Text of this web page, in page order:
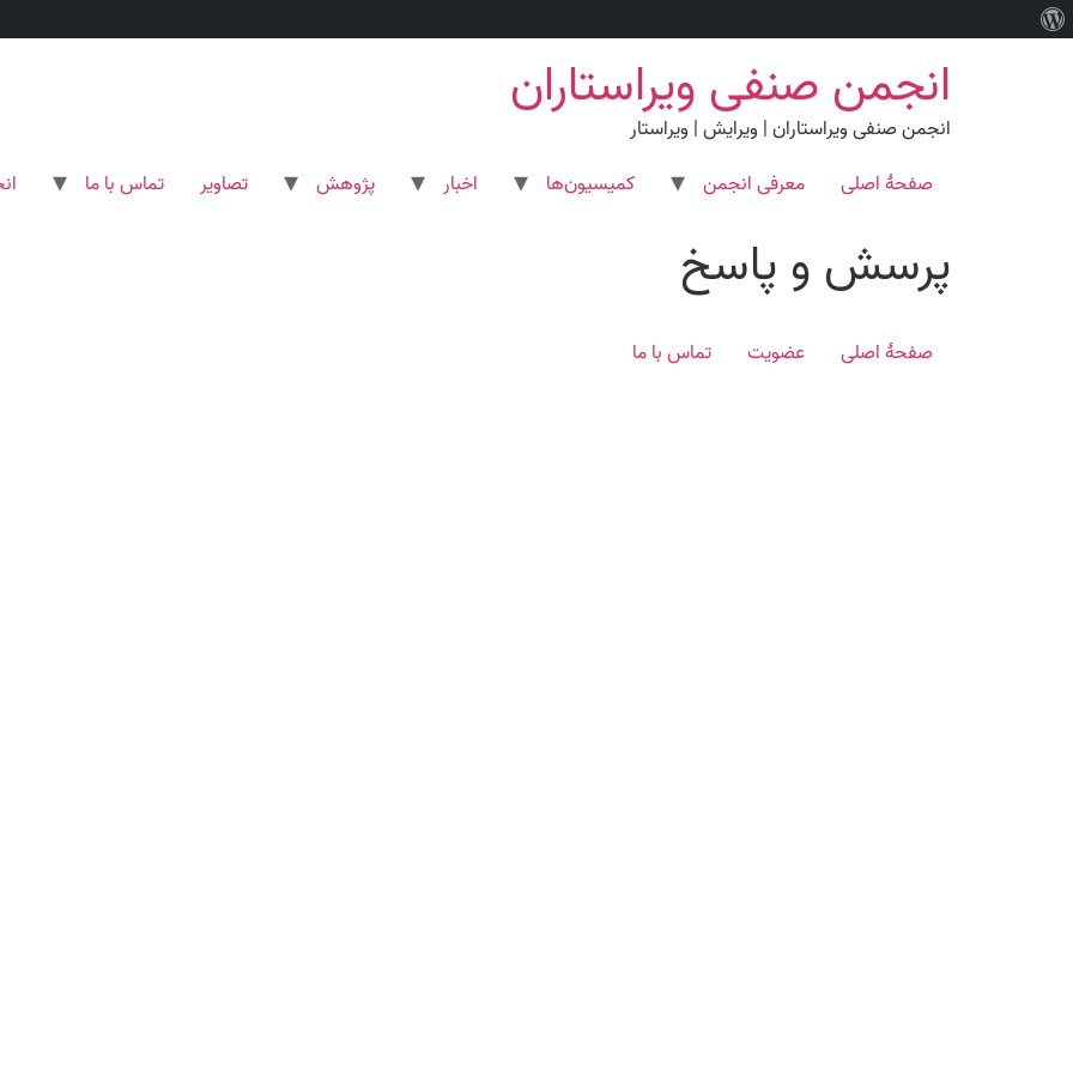
انجمن صنفی ویراستاران
انجمن صنفی ویراستاران | ویرایش | ویراستار
صفحۀ اصلی
معرفی انجمن کمیسیون‌ها اخبار پژوهش تصاویر تماس با ما
پرسش و پاسخ
صفحۀ اصلی عضویت تماس با ما